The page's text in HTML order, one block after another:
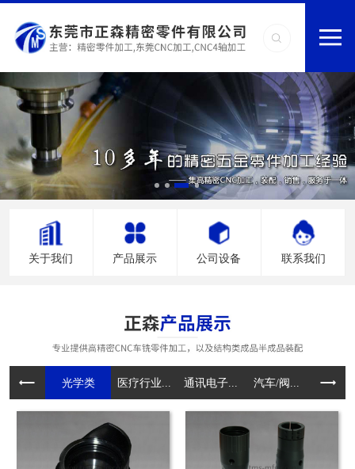
关于我们 产品展示 公司设备 联系我们
光学类 医疗行业... 通讯电子... 汽车/阀... 电动工